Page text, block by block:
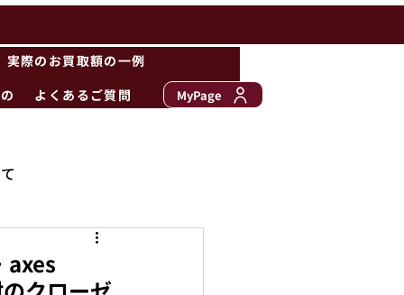
実際のお買取額の一例
よくあるご質問 MyPage
axes